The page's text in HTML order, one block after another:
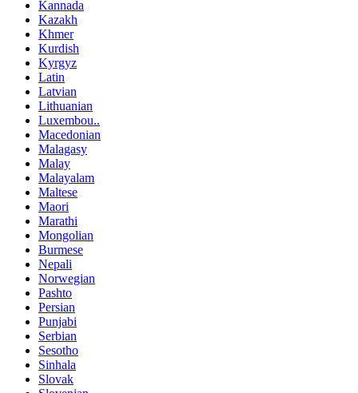
Kannada
Kazakh
Khmer
Kurdish
Kyrgyz
Latin
Latvian
Lithuanian
Luxembou..
Macedonian
Malagasy
Malay
Malayalam
Maltese
Maori
Marathi
Mongolian
Burmese
Nepali
Norwegian
Pashto
Persian
Punjabi
Serbian
Sesotho
Sinhala
Slovak